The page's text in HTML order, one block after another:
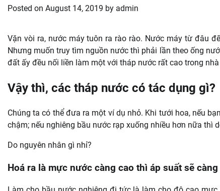
Posted on August 14, 2019 by admin
Vặn vòi ra, nước máy tuôn ra rào rào. Nước máy từ đâu
Nhưng muốn truy tìm nguồn nước thì phải lần theo ống
đất ấy đều nối liền làm một với tháp nước rất cao trong
Vậy thì, các tháp nước có tác dụng gì?
Chúng ta có thể đưa ra một ví dụ nhỏ. Khi tưới hoa, nếu
chậm; nếu nghiêng bầu nước rạp xuống nhiều hơn nữa thì
Do nguyên nhân gì nhỉ?
Hoá ra là mực nước càng cao thì áp suất sẽ